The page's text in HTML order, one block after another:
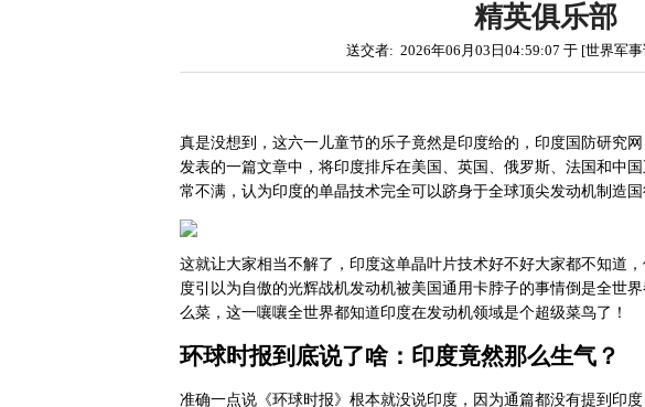
精英俱乐部
送交者: 2026年06月03日04:59:07 于 [世界军
真是没想到，这六一儿童节的乐子竟然是印度给的，印度国防研究网
发表的一篇文章中，将印度排斥在美国、英国、俄罗斯、法国和中
常不满，认为印度的单晶技术完全可以跻身于全球顶尖发动机制造国
这就让大家相当不解了，印度这单晶叶片技术好不好大家都不知道
度引以为自傲的光辉战机发动机被美国通用卡脖子的事情倒是全世
么菜，这一嚷嚷全世界都知道印度在发动机领域是个超级菜鸟了！
环球时报到底说了啥：印度竟然那么生气？
准确一点说《环球时报》根本就没说印度，因为通篇都没有提到印